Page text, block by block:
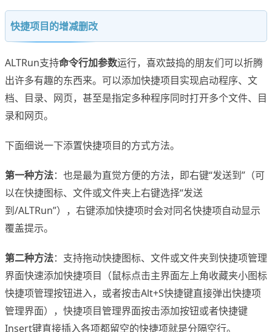
快捷项目的增减删改
ALTRun支持命令行加参数运行，喜欢鼓捣的朋友们可以折腾
出许多有趣的东西来。可以添加快捷项目实现启动程序、文
档、目录、网页，甚至是指定多种程序同时打开多个文件、目
录和网页。
下面细说一下添置快捷项目的方式方法。
第一种方法：也是最为直觉方便的方法，即右键“发送到”（可
以在快捷图标、文件或文件夹上右键选择“发送
到/ALTRun”），右键添加快捷项时会对同名快捷项自动显示
覆盖提示。
第二种方法：支持拖动快捷图标、文件或文件夹到快捷项管理
界面快速添加快捷项目（鼠标点击主界面左上角收藏夹小图标
快捷项管理按钮进入，或者按击Alt+S快捷键直接弹出快捷项
管理界面），快捷项目管理界面按击添加按钮或者快捷键
Insert键直接插入各项都留空的快捷项就是分隔空行。